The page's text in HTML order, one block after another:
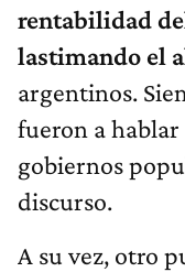
rentabilidad
lastimando el
argentinos.
fueron a
gobiernos
discurso.
A su vez, otro